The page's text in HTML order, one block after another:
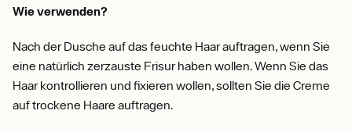
Wie verwenden?
Nach der Dusche auf das feuchte Haar auftragen, wenn Sie
eine natürlich zerzauste Frisur haben wollen. Wenn Sie das
Haar kontrollieren und fixieren wollen, sollten Sie die Creme
auf trockene Haare auftragen.